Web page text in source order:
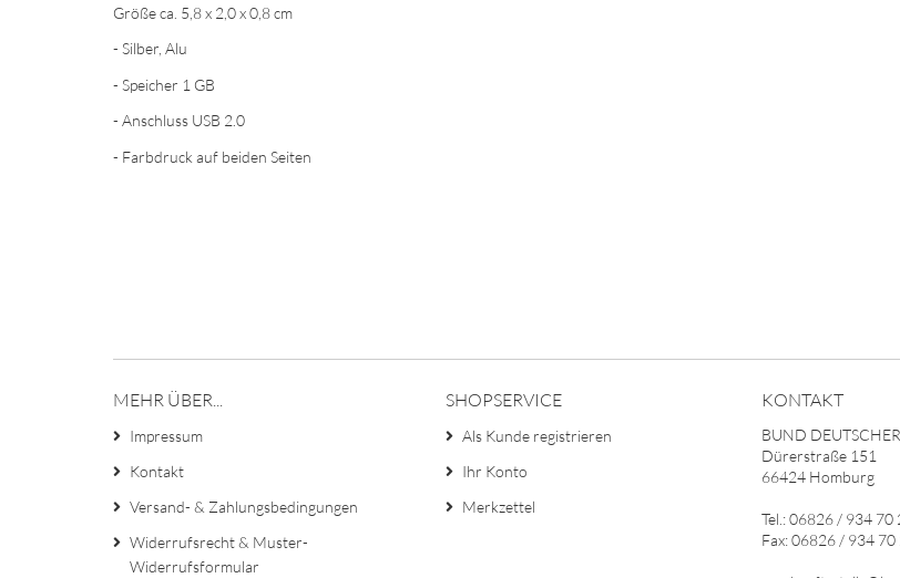
Größe ca. 5,8 x 2,0 x 0,8 cm
- Silber, Alu
- Speicher 1 GB
- Anschluss USB 2.0
- Farbdruck auf beiden Seiten
MEHR ÜBER...
Impressum
Kontakt
Versand- & Zahlungsbedingungen
Widerrufsrecht & Muster-
Widerrufsformular
SHOPSERVICE
Als Kunde registrieren
Ihr Konto
Merkzettel
KONTAKT
BUND
Dürerstraße 151
66424 Homburg
Tel.: 06826 / 934 70
Fax: 06826 / 934 70